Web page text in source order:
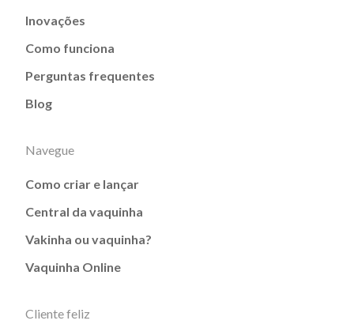
Inovações
Como funciona
Perguntas frequentes
Blog
Navegue
Como criar e lançar
Central da vaquinha
Vakinha ou vaquinha?
Vaquinha Online
Cliente feliz